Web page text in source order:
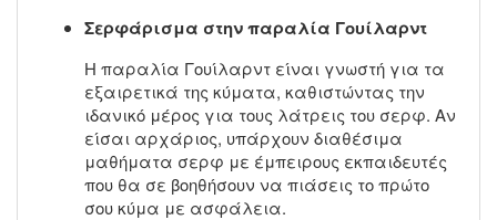
Σερφάρισμα στην παραλία Γουίλαρντ
Η παραλία Γουίλαρντ είναι γνωστή για τα
εξαιρετικά της κύματα, καθιστώντας την
ιδανικό μέρος για τους λάτρεις του σερφ. Αν
είσαι αρχάριος, υπάρχουν διαθέσιμα
μαθήματα σερφ με έμπειρους εκπαιδευτές
που θα σε βοηθήσουν να πιάσεις το πρώτο
σου κύμα με ασφάλεια.